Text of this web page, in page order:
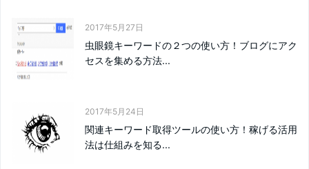
2017年5月27日
虫眼鏡キーワードの２つの使い方！ブログにアク
セスを集める方法...
2017年5月24日
関連キーワード取得ツールの使い方！稼げる活用
法は仕組みを知る...